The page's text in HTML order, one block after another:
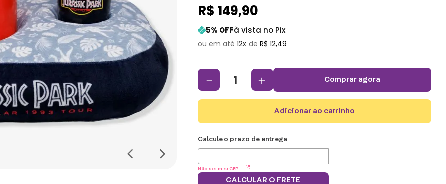
R$ 149,90
5% OFFà vista no Pix
12 R$ 12,49
＋
－ comprar agora
adicionar ao carrinho
Não sei meu CEP
CALCULAR O FRETE